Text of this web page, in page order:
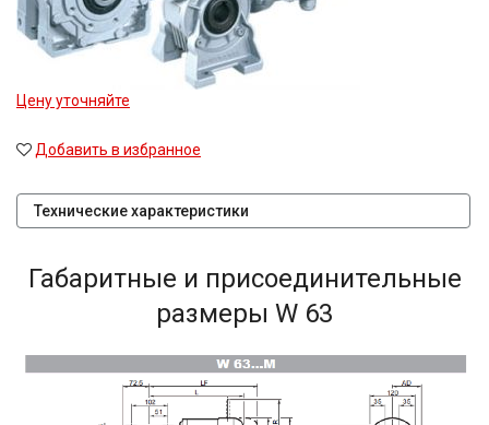
Цену уточняйте
Добавить в избранное
Технические характеристики
Габаритные и присоединительные
размеры W 63